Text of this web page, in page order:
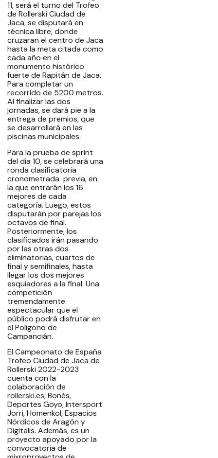
11, será el turno del Trofeo
de Rollerski Ciudad de
Jaca, se disputará en
técnica libre, donde
cruzaran el centro de Jaca
hasta la meta citada como
cada año en el
monumento histórico
fuerte de Rapitán de Jaca.
Para completar un
recorrido de 5200 metros.
Al finalizar las dos
jornadas, se dará pie a la
entrega de premios, que
se desarrollará en las
piscinas municipales.
Para la prueba de sprint
del día 10, se celebrará una
ronda clasificatoria
cronometrada previa, en
la que entrarán los 16
mejores de cada
categoría. Luego, estos
disputarán por parejas los
octavos de final.
Posteriormente, los
clasificados irán pasando
por las otras dos
eliminatorias, cuartos de
final y semifinales, hasta
llegar los dos mejores
esquiadores a la final. Una
competición
tremendamente
espectacular que el
público podrá disfrutar en
el Polígono de
Campancián.
El Campeonato de España
Trofeo Ciudad de Jaca de
Rollerski 2022-2023
cuenta con la
colaboración de
rollerski.es, Bonés,
Deportes Goyo, Intersport
Jorri, Homenkol, Espacios
Nórdicos de Aragón y
Digitalis. Además, es un
proyecto apoyado por la
convocatoria de